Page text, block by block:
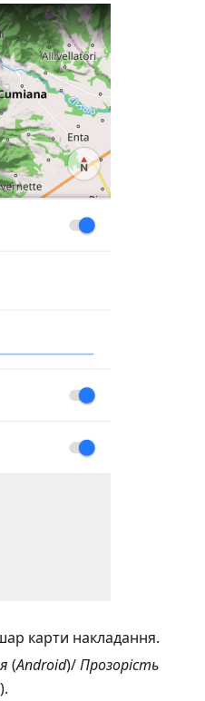
карти накладання.
(Android)/Прозорість
).